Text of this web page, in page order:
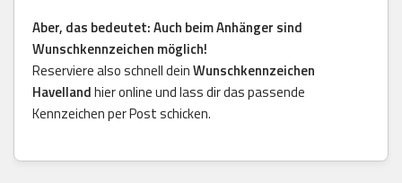
Aber, das bedeutet: Auch beim Anhänger sind
Wunschkennzeichen möglich!
Reserviere also schnell deinWunschkennzeichen
Havellandhier online und lass dir das passende
Kennzeichen per Post schicken.